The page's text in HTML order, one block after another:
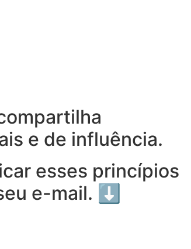
e de influência.
esses princípios
e-mail. ⬇